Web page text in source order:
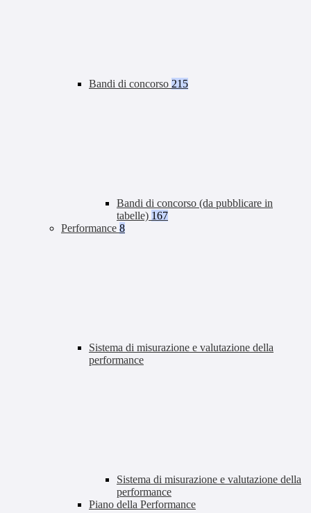
Bandi di concorso 215
Bandi di concorso (da pubblicare in
tabelle) 167
Performance 8
Sistema di misurazione e valutazione della
performance
Sistema di misurazione e valutazione della
performance
Piano della Performance